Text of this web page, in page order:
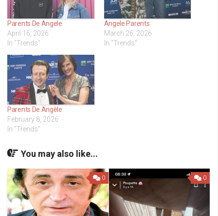
Parents De Angele
April 16, 2026
In "Trends"
Angele Parents
March 26, 2026
In "Trends"
Parents De Angèle
February 8, 2026
In "Trends"
You may also like...
0 0